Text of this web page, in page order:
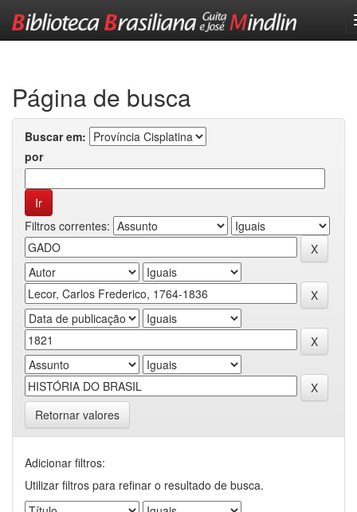
Página de busca
Buscar em:
por
Filtros correntes:
Retornar valores
Adicionar filtros:
Utilizar filtros para refinar o resultado de busca.